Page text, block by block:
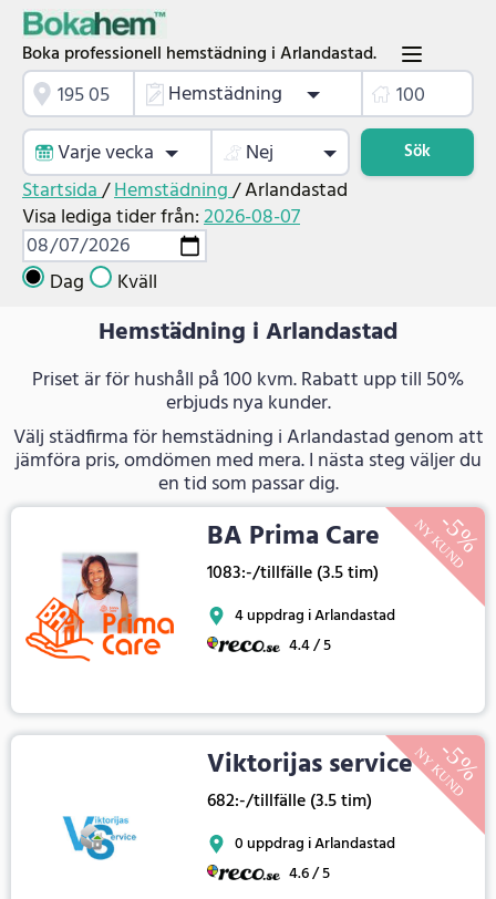
Boka professionell hemstädning i Arlandastad.
Hemstädning
Varje vecka
Nej Sök
Startsida/Hemstädning/Arlandastad
Visa lediga tider från:2026-08-07
Dag Kväll
Hemstädning i Arlandastad
Priset är för hushåll på 100 kvm. Rabatt upp till 50%
erbjuds nya kunder.
Välj städfirma för hemstädning i Arlandastad genom att
jämföra pris, omdömen med mera. I nästa steg väljer du
en tid som passar dig.
BA Prima Care
1083:-/tillfälle (3.5 tim)
4 uppdrag i Arlandastad
4.4 / 5
Viktorijas service
682:-/tillfälle (3.5 tim)
0 uppdrag i Arlandastad
4.6 / 5